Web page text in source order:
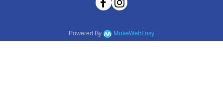
Powered By MakeWebEasy